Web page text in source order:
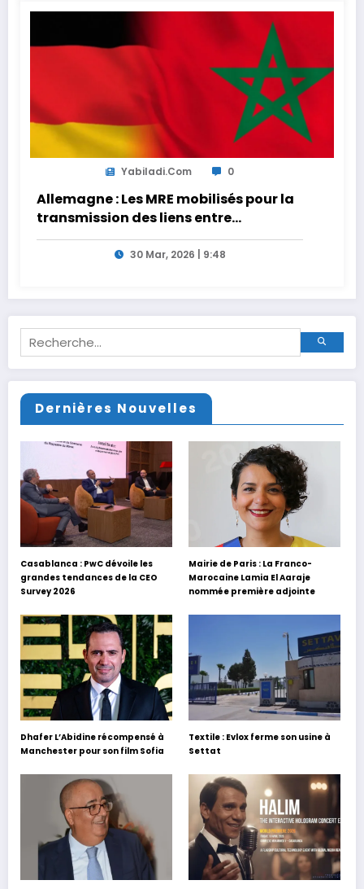
Yabiladi.com 0
Allemagne : Les MRE mobilisés pour la
transmission des liens entre
générations
30 Mar, 2026 | 9:48
Dernières Nouvelles
Casablanca : PwC dévoile les
grandes tendances de la CEO
Survey 2026
Mairie de Paris : La Franco-
Marocaine Lamia El Aaraje
nommée première adjointe
Dhafer L’Abidine récompensé à
Manchester pour son film Sofia
Textile : Evlox ferme son usine à
Settat